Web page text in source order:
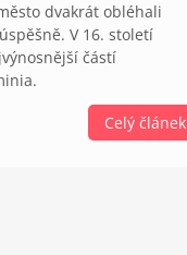
dvakrát obléhali
V 16. století
částí
Celý článek